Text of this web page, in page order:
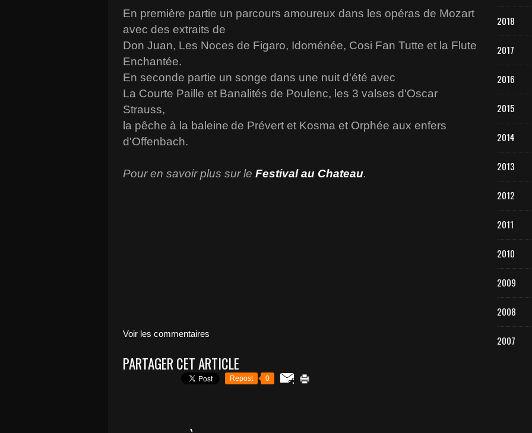
En première partie un parcours amoureux dans les opéras de Mozart
avec des extraits de
Don Juan, Les Noces de Figaro, Idoménée, Cosi Fan Tutte et la Flute
Enchantée.
En seconde partie un songe dans une nuit d'été avec
La Courte Paille et Banalités de Poulenc, les 3 valses d'Oscar
Strauss,
la pêche à la baleine de Prévert et Kosma et Orphée aux enfers
d'Offenbach.
Pour en savoir plus sur le Festival au Chateau.
Voir les commentaires
PARTAGER CET ARTICLE
Repost 0
2018
2017
2016
2015
2014
2013
2012
2011
2010
2009
2008
2007